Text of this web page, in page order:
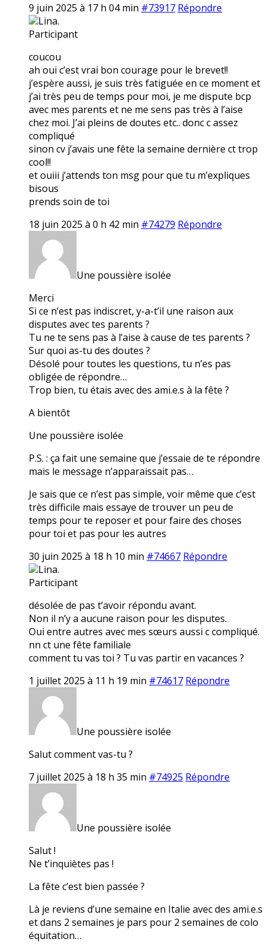
9 juin 2025 à 17 h 04 min #73917 Répondre
Lina.
Participant
coucou
ah oui c’est vrai bon courage pour le brevet!!
j’espère aussi, je suis très fatiguée en ce moment et
j’ai très peu de temps pour moi, je me dispute bcp
avec mes parents et ne me sens pas très à l’aise
chez moi. J’ai pleins de doutes etc.. donc c assez
compliqué
sinon cv j’avais une fête la semaine dernière ct trop
cool!!
et ouiii j’attends ton msg pour que tu m’expliques
bisous
prends soin de toi
18 juin 2025 à 0 h 42 min #74279 Répondre
Une poussière isolée
Merci
Si ce n’est pas indiscret, y-a-t’il une raison aux
disputes avec tes parents ?
Tu ne te sens pas à l’aise à cause de tes parents ?
Sur quoi as-tu des doutes ?
Désolé pour toutes les questions, tu n’es pas
obligée de répondre…
Trop bien, tu étais avec des ami.e.s à la fête ?
A bientôt
Une poussière isolée
P.S. : ça fait une semaine que j’essaie de te répondre
mais le message n’apparaissait pas…
Je sais que ce n’est pas simple, voir même que c’est
très difficile mais essaye de trouver un peu de
temps pour te reposer et pour faire des choses
pour toi et pas pour les autres
30 juin 2025 à 18 h 10 min #74667 Répondre
Lina.
Participant
désolée de pas t’avoir répondu avant.
Non il n’y a aucune raison pour les disputes.
Oui entre autres avec mes sœurs aussi c compliqué.
nn ct une fête familiale
comment tu vas toi ? Tu vas partir en vacances ?
1 juillet 2025 à 11 h 19 min #74617 Répondre
Une poussière isolée
Salut comment vas-tu ?
7 juillet 2025 à 18 h 35 min #74925 Répondre
Une poussière isolée
Salut !
Ne t’inquiètes pas !
La fête c’est bien passée ?
Là je reviens d’une semaine en Italie avec des ami.e.s
et dans 2 semaines je pars pour 2 semaines de colo
équitation…